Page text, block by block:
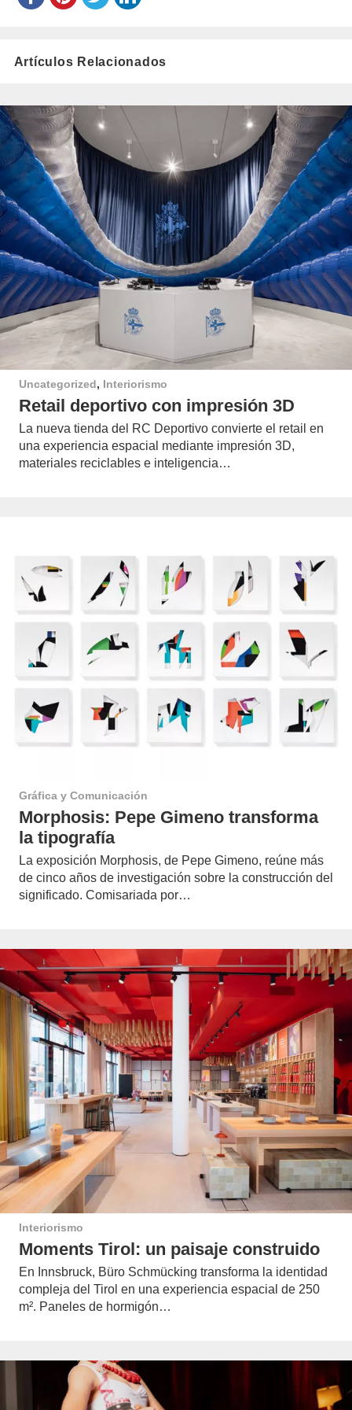
Artículos Relacionados
Uncategorized, Interiorismo
Retail deportivo con impresión 3D
La nueva tienda del RC Deportivo convierte el retail en
una experiencia espacial mediante impresión 3D,
materiales reciclables e inteligencia…
Gráfica y Comunicación
Morphosis: Pepe Gimeno transforma
la tipografía
La exposición Morphosis, de Pepe Gimeno, reúne más
de cinco años de investigación sobre la construcción del
significado. Comisariada por…
Interiorismo
Moments Tirol: un paisaje construido
En Innsbruck, Büro Schmücking transforma la identidad
compleja del Tirol en una experiencia espacial de 250
m². Paneles de hormigón…